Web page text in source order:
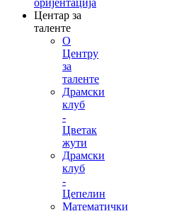
оријентација
Центар за
таленте
О
Центру
за
таленте
Драмски
клуб
-
Цветак
жути
Драмски
клуб
-
Цепелин
Математички